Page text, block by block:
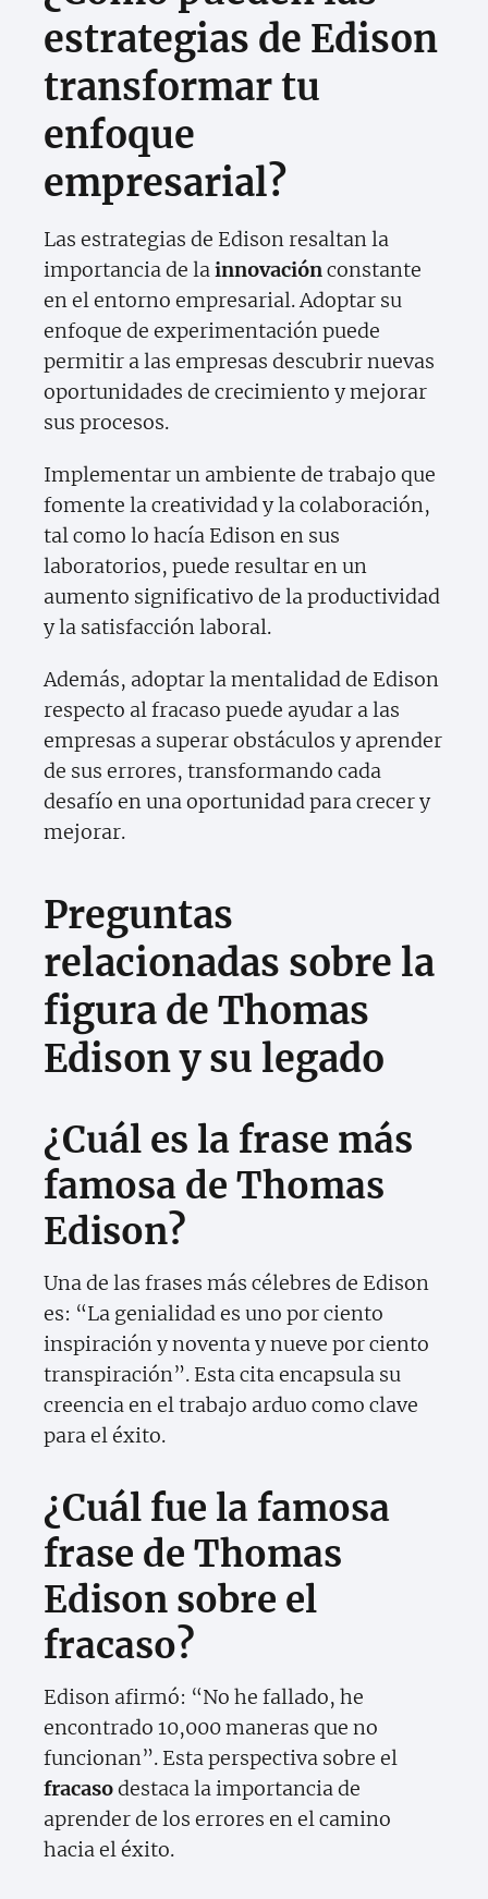
estrategias de Edison
transformar tu
enfoque
empresarial?
Las estrategias de Edison resaltan la
importancia de lainnovaciónconstante
en el entorno empresarial. Adoptar su
enfoque de experimentación puede
permitir a las empresas descubrir nuevas
oportunidades de crecimiento y mejorar
sus procesos.
Implementar un ambiente de trabajo que
fomente la creatividad y la colaboración,
tal como lo hacía Edison en sus
laboratorios, puede resultar en un
aumento significativo de la productividad
y la satisfacción laboral.
Además, adoptar la mentalidad de Edison
respecto al fracaso puede ayudar a las
empresas a superar obstáculos y aprender
de sus errores, transformando cada
desafío en una oportunidad para crecer y
mejorar.
Preguntas
relacionadas sobre la
figura de Thomas
Edison y su legado
¿Cuál es la frase más
famosa de Thomas
Edison?
Una de las frases más célebres de Edison
es: “La genialidad es uno por ciento
inspiración y noventa y nueve por ciento
transpiración”. Esta cita encapsula su
creencia en el trabajo arduo como clave
para el éxito.
¿Cuál fue la famosa
frase de Thomas
Edison sobre el
fracaso?
Edison afirmó: “No he fallado, he
encontrado 10,000 maneras que no
funcionan”. Esta perspectiva sobre el
fracasodestaca la importancia de
aprender de los errores en el camino
hacia el éxito.